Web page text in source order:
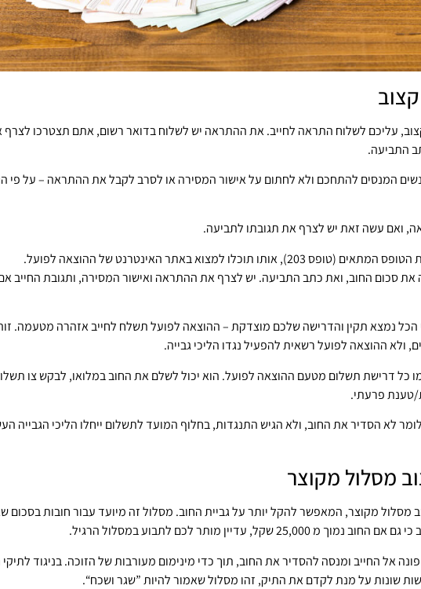
עליכם לשלוח התראה לחייב. את ההתראה יש לשלוח בדואר רשום, אתם תצטרכו
התביעה.
המנסים להתחכם ולא לחתום על אישור המסירה או לסרב לקבל את ההתראה – על פי
ואם עשה זאת יש לצרף את תגובתו לתביעה.
למצוא באתר האינטרנט של ההוצאה לפועל.
סכום החוב, ואת כתב התביעה. יש לצרף את ההתראה ואישור המסירה, ותגובת החייב
נמצא תקין והדרישה שלכם מוצדקת – ההוצאה לפועל תשלח לחייב אזהרה מטעמה.
כל דרישת תשלום מטעם ההוצאה לפועל. הוא יכול לשלם את החוב במלואו, לבקש צו
טענת פרעתי.
לא הסדיר את החוב, ולא הגיש התנגדות, בחלוף המועד לתשלום ייחלו הליכי הגבייה
מסלול מקוצר
מסלול מקוצר, המאפשר להקל יותר על גביית החוב. מסלול זה מיועד עבור חובות בסכום
אל החייב ומנסה להסדיר את החוב, תוך כדי מינימום מעורבות של הזוכה. בניגוד
שונות על מנת לקדם את התיק, זהו מסלול שאמור להיות ”שגר ושכח“.